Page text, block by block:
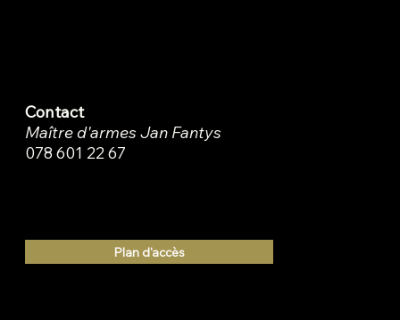
Contact
Maître d'armes Jan Fantys
078 601 22 67
Plan d'accès